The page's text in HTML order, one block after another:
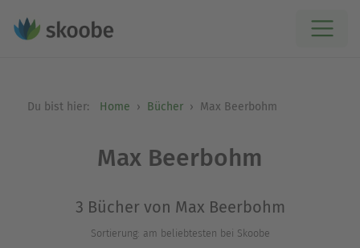
Du bist hier: Home Bücher Max Beerbohm
Max Beerbohm
3 Bücher von Max Beerbohm
Sortierung: am beliebtesten bei Skoobe